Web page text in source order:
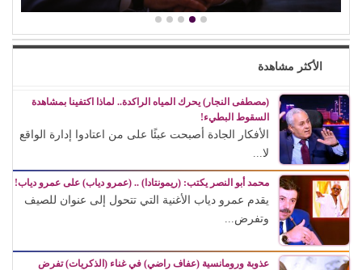
الأكثر مشاهدة
(مصطفى النجار) يحرك المياه الراكدة.. لماذا اكتفينا بمشاهدة
السقوط البطيء!
الأفكار الجادة أصبحت عبئًا على من اعتادوا إدارة الواقع
لا...
محمد أبو النصر يكتب: (ريمونتادا) .. (عمرو دياب) على عمرو دياب!
يقدم عمرو دياب الأغنية التي تتحول إلى عنوان للصيف
وتفرض...
عذوبة ورومانسية (عفاف راضي) في غناء (الذكريات) تفرض